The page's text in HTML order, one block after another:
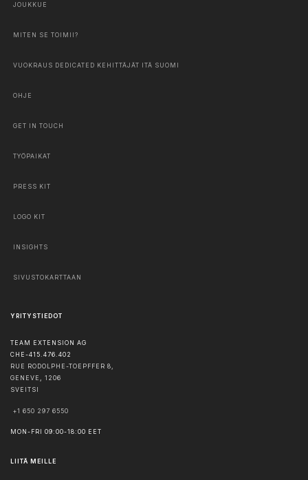
JOUKKUE
MITEN SE TOIMII?
VUOKRAUS DEDICATED KEHITTÄJÄT ITÄ SUOMI
OHJE
GET IN TOUCH
TYÖPAIKAT
PRESS KIT
LOGO KIT
INSIGHTS
SIVUSTOKARTTAAN
YRITYSTIEDOT
TEAM EXTENSION AG
CHE-415.476.402
RUE RODOLPHE-TOEPFFER 8,
GENEVE , 1206
SVEITSI
+1 650 297 6550
MON-FRI 09:00-18:00 EET
LIITÄ MEILLE